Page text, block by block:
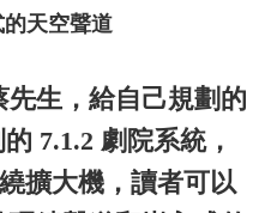
天空聲道
生，給自己規劃的
7.1.2 劇院系統，
擴大機，讀者可以